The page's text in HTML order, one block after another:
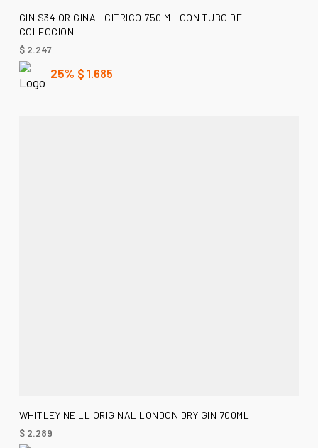
LEER MÁS
GIN S34 ORIGINAL CITRICO 750 ML CON TUBO DE
COLECCION
$2.247
25% $ 1.685
AÑADIR AL CARRITO
WHITLEY NEILL ORIGINAL LONDON DRY GIN 700ML
$2.289